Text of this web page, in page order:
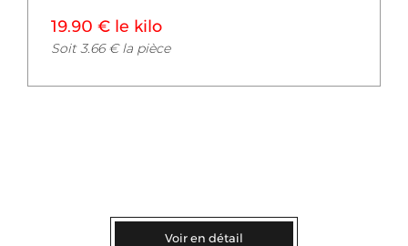
19.90 € le kilo
Soit 3.66 € la pièce
Voir en détail